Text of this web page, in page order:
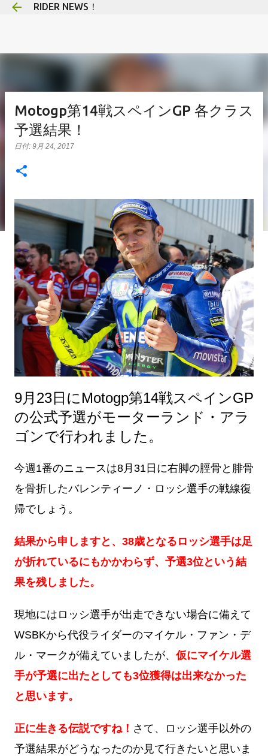
RIDER NEWS！
Motogp第14戦スペインGP 各クラス
予選結果！
日付: 9月 24, 2017
9月23日にMotogp第14戦スペインGP
の公式予選がモーターランド・アラ
ゴンで行われました。
今週1番のニュースは8月31日に右脚の脛骨と腓骨
を骨折したバレンティーノ・ロッシ選手の戦線復
帰でしょう。
結果から申しますと、38歳となるロッシ選手は足
が折れているにもかかわらず、予選3位という結
果を残しました。
現地にはロッシ選手が出走できない場合に備えて
WSBKから代役ライダーのマイケル・ファン・デ
ル・マークが備えていましたが、仮にマイケル選
手が予選に出たとしても3位獲得は出来なかった
と思います。
正に生きる伝説ですね！ さて、ロッシ選手以外の
予選結果がどうなったのか見て行きたいと思いま